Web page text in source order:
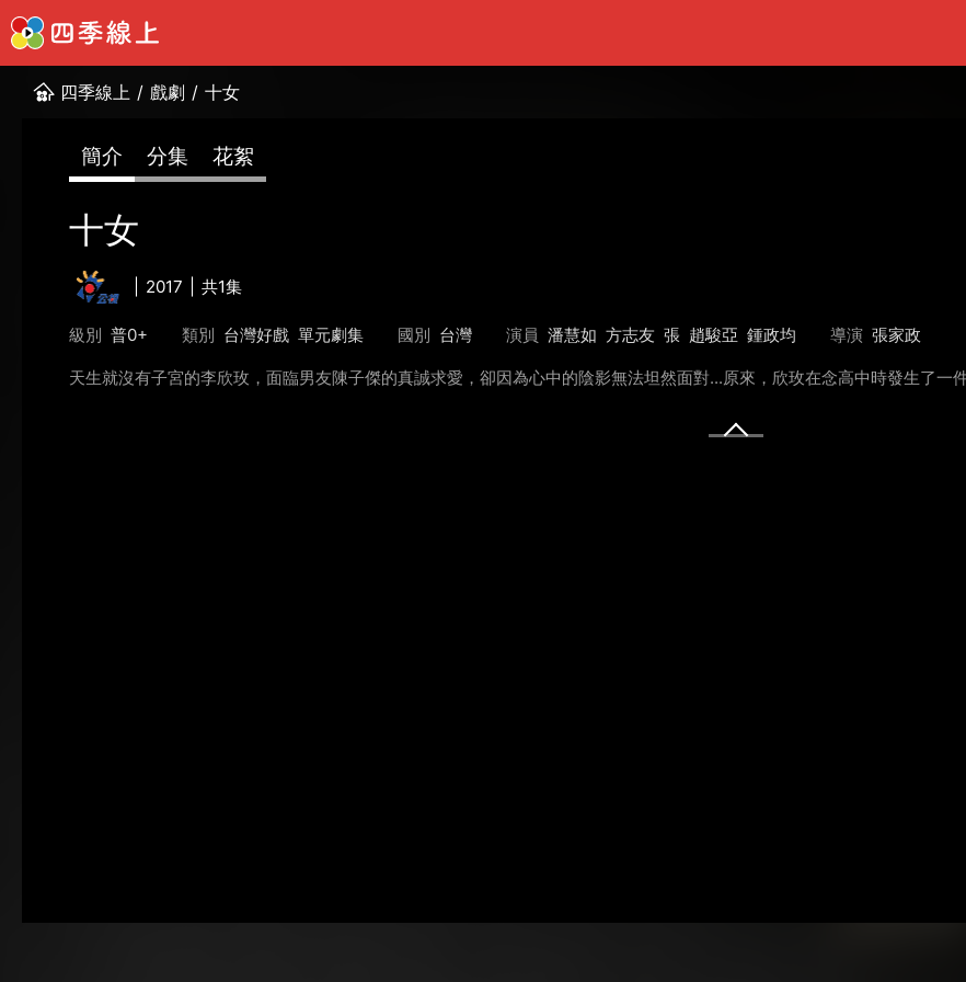
四季線上 / 戲劇 / 十女
簡介 分集 花絮
十女
2017 共1集
級別 普0+ 類別 台灣好戲 單元劇集 國別 台灣 演員 潘慧如 方志友 張 趙駿亞 鍾政均 導演 張家政
天生就沒有子宮的李欣玫，面臨男友陳子傑的真誠求愛，卻因為心中的陰影無法坦然面對...原來，欣玫在念高中時發生了一